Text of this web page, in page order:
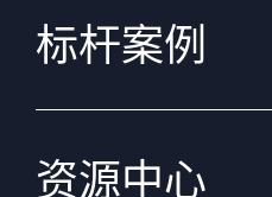
标杆案例
资源中心